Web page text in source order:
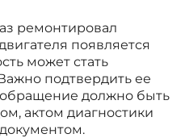
ремонтировал
появляется
может стать
подтвердить ее
должно быть
актом диагностики